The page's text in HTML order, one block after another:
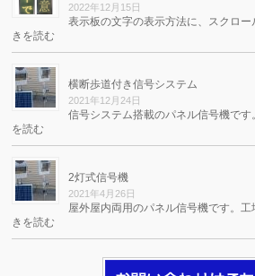
2022年12月15日
表示板の文字の表示方法に、スクロー
きを読む
横断歩道付き信号システム
2021年12月24日
信号システム搭載のパネル信号機です
を読む
2灯式信号機
2021年4月26日
屋外屋内両用のパネル信号機です。工
きを読む